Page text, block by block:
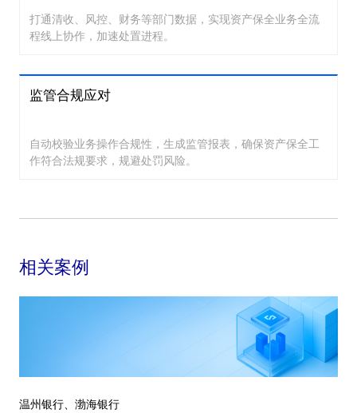
打通清收、风控、财务等部门数据，实现资产保全业务全流
程线上协作，加速处置进程。
监管合规应对
自动校验业务操作合规性，生成监管报表，确保资产保全工
作符合法规要求，规避处罚风险。
相关案例
温州银行、渤海银行